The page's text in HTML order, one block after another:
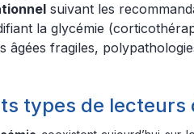
suivant les
la glycémie
âgées fragiles,
types de lecteurs